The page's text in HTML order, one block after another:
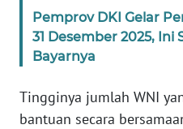
Pemprov DKI Gelar
31 Desember 2025, Ini
Bayarnya
Tingginya jumlah WNI
bantuan secara
WN
JAKARTA
JABAR